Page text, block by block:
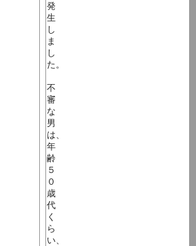
発
生
し
ま
し
た。
不
審
な
男
は、
年
齢
５
０
歳
代
く
ら
い、